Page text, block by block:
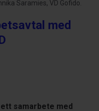
Saramies, VD Gofido.
med
samarbete med